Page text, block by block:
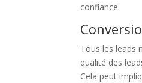
confiance.
Tous les leads
qualité des
Cela peut